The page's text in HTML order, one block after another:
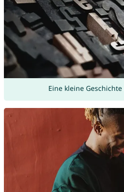
Eine kleine